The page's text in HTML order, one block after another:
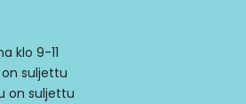
klo 9-11
suljettu
on suljettu